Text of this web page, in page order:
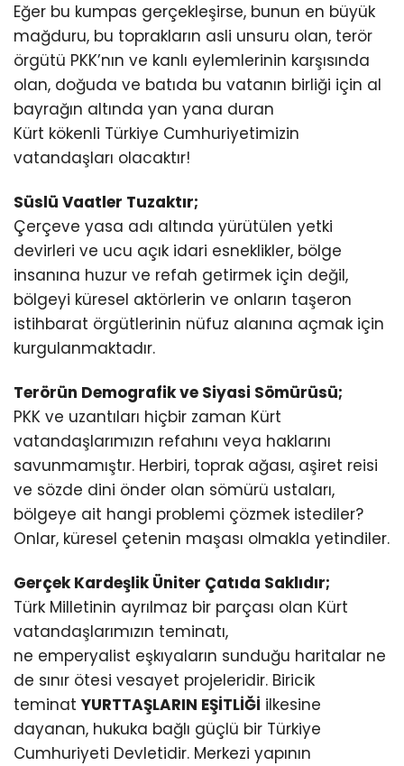
Eğer bu kumpas gerçekleşirse, bunun en büyük
mağduru, bu toprakların asli unsuru olan, terör
örgütü PKK’nın ve kanlı eylemlerinin karşısında
olan, doğuda ve batıda bu vatanın birliği için al
bayrağın altında yan yana duran
Kürt kökenli Türkiye Cumhuriyetimizin
vatandaşları olacaktır!
Süslü Vaatler Tuzaktır;
Çerçeve yasa adı altında yürütülen yetki
devirleri ve ucu açık idari esneklikler, bölge
insanına huzur ve refah getirmek için değil,
bölgeyi küresel aktörlerin ve onların taşeron
istihbarat örgütlerinin nüfuz alanına açmak için
kurgulanmaktadır.
Terörün Demografik ve Siyasi Sömürüsü;
PKK ve uzantıları hiçbir zaman Kürt
vatandaşlarımızın refahını veya haklarını
savunmamıştır. Herbiri, toprak ağası, aşiret reisi
ve sözde dini önder olan sömürü ustaları,
bölgeye ait hangi problemi çözmek istediler?
Onlar, küresel çetenin maşası olmakla yetindiler.
Gerçek Kardeşlik Üniter Çatıda Saklıdır;
Türk Milletinin ayrılmaz bir parçası olan Kürt
vatandaşlarımızın teminatı,
ne emperyalist eşkıyaların sunduğu haritalar ne
de sınır ötesi vesayet projeleridir. Biricik
teminat YURTTAŞLARIN EŞİTLİĞİ ilkesine
dayanan, hukuka bağlı güçlü bir Türkiye
Cumhuriyeti Devletidir. Merkezi yapının